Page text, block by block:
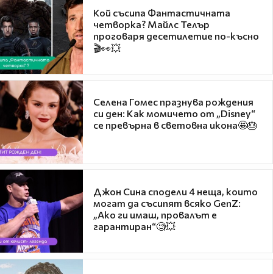
Кой съсипа Фантастичната
четворка? Майлс Телър
проговаря десетилетие по-късно
🎬👀💥
Селена Гомес празнува рождения
си ден: Как момичето от „Disney“
се превърна в световна икона🤩🎂
Джон Сина сподели 4 неща, които
могат да съсипят всяко GenZ:
„Ако ги имаш, провалът е
гарантиран“🧐💥